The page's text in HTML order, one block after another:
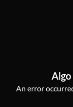
Algo
An error